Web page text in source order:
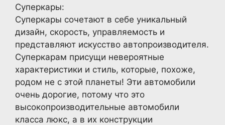
Суперкары:
Суперкары сочетают в себе уникальный
дизайн, скорость, управляемость и
представляют искусство автопроизводителя.
Суперкарам присущи невероятные
характеристики и стиль, которые, похоже,
родом не с этой планеты! Эти автомобили
очень дорогие, потому что это
высокопроизводительные автомобили
класса люкс, а в их конструкции